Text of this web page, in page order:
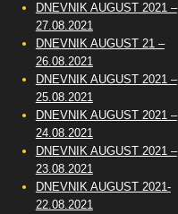
DNEVNIK AUGUST 2021 –
27.08.2021
DNEVNIK AUGUST 21 –
26.08.2021
DNEVNIK AUGUST 2021 –
25.08.2021
DNEVNIK AUGUST 2021 –
24.08.2021
DNEVNIK AUGUST 2021 –
23.08.2021
DNEVNIK AUGUST 2021-
22.08.2021